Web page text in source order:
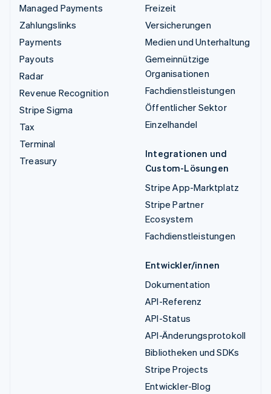
Managed Payments
Zahlungslinks
Payments
Payouts
Radar
Revenue Recognition
Stripe Sigma
Tax
Terminal
Treasury
Freizeit
Versicherungen
Medien und Unterhaltung
Gemeinnützige
Organisationen
Fachdienstleistungen
Öffentlicher Sektor
Einzelhandel
Integrationen und
Custom-Lösungen
Stripe App-Marktplatz
Stripe Partner
Ecosystem
Fachdienstleistungen
Entwickler/innen
Dokumentation
API-Referenz
API-Status
API-Änderungsprotokoll
Bibliotheken und SDKs
Stripe Projects
Entwickler-Blog